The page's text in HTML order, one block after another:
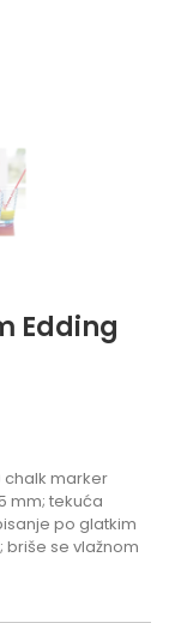
Edding
chalk marker
mm; tekuća
po glatkim
se vlažnom